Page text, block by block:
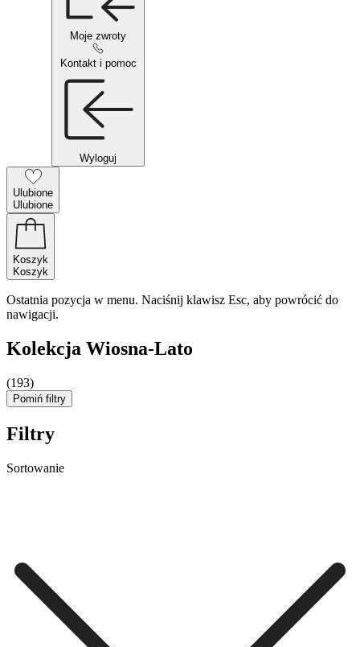
Moje zwroty
Kontakt i pomoc
Wyloguj
Ulubione
Ulubione
Koszyk
Koszyk
Ostatnia pozycja w menu. Naciśnij klawisz Esc, aby powrócić do
nawigacji.
Kolekcja Wiosna-Lato
(193)
Pomiń filtry
Filtry
Sortowanie